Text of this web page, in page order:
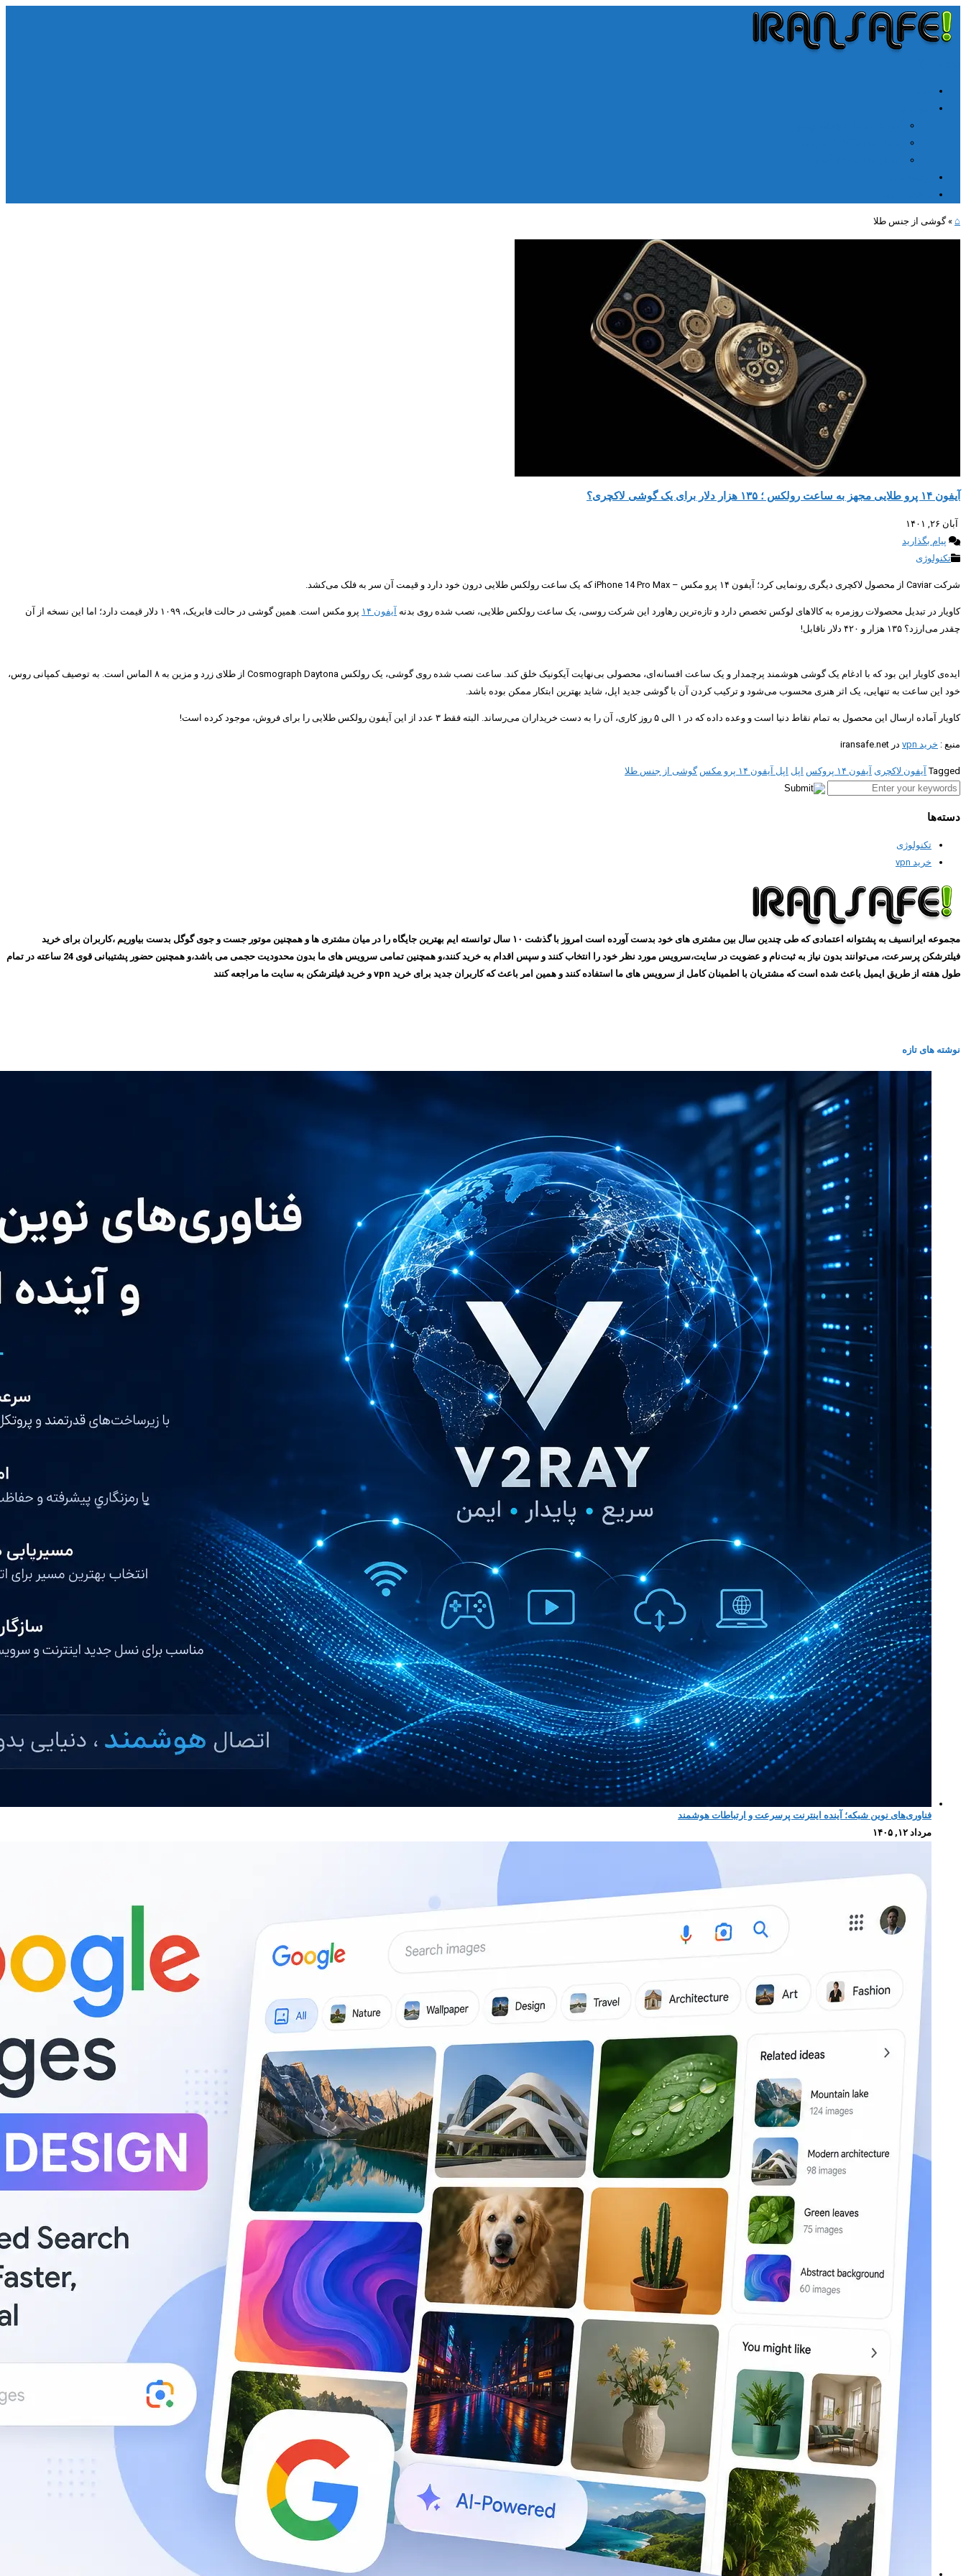
⌂
»گوشی از جنس طلا
آیفون ۱۴ پرو طلایی مجهز به ساعت رولکس ؛ ۱۳۵ هزار دلار برای یک گوشی لاکچری؟
آبان ۲۶, ۱۴۰۱
پیام بگذارید
تکنولوژی
شرکت Caviar از محصول لاکچری دیگری رونمایی کرد؛ آیفون ۱۴ پرو مکس – iPhone 14 Pro Max که یک ساعت رولکس طلایی درون خود دارد و قیمت آن سر به فلک می‌کشد.
کاویار در تبدیل محصولات روزمره به کالاهای لوکس تخصص دارد و تازه‌ترین رهاورد این شرکت روسی، یک ساعت رولکس طلایی، نصب شده روی بدنه آیفون ۱۴
پرو مکس است. همین گوشی در حالت فابریک، ۱۰۹۹ دلار قیمت دارد؛ اما این نسخه از آن
چقدر می‌ارزد؟ ۱۳۵ هزار و ۴۲۰ دلار ناقابل!
ایده‌ی کاویار این بود که با ادغام یک گوشی هوشمند پرچمدار و یک ساعت افسانه‌ای، محصولی بی‌نهایت آیکونیک خلق کند. ساعت نصب شده روی گوشی، یک رولکس Cosmograph Daytona از طلای زرد و مزین به ۸ الماس است. به توصیف کمپانی روس،
خود این ساعت به تنهایی، یک اثر هنری محسوب می‌شود و ترکیب کردن آن با گوشی جدید اپل، شاید بهترین ابتکار ممکن بوده باشد.
کاویار آماده ارسال این محصول به تمام نقاط دنیا است و وعده داده که در ۱ الی ۵ روز کاری، آن را به دست خریداران می‌رساند. البته فقط ۳ عدد از این آیفون رولکس طلایی را برای فروش، موجود کرده است!
منبع : خرید vpn در iransafe.net
Tagged آیفون لاکچری آیفون ۱۴ پروکس اپل اپل آیفون ۱۴ پرو مکس گوشی از جنس طلا
دسته‌ها
تکنولوژی
خرید vpn
مجموعه ایرانسیف به پشتوانه اعتمادی که طی چندین سال بین مشتری های خود بدست آورده است امروز با گذشت ۱۰ سال توانسته ایم بهترین جایگاه را در میان مشتری ها و همچنین موتور جست و جوی گوگل بدست بیاوریم ،کاربران برای خرید
فیلترشکن پرسرعت، می‌توانند بدون نیاز به ثبت‌نام و عضویت در سایت،سرویس مورد نظر خود را انتخاب کنند و سپس اقدام به خرید کنند،و همچنین تمامی سرویس های ما بدون محدودیت حجمی می باشد،و همچنین حضور پشتیبانی قوی 24 ساعته در تمام
طول هفته از طریق ایمیل باعث شده است که مشتریان با اطمینان کامل از سرویس های ما استفاده کنند و همین امر باعث که کاربران جدید برای خرید vpn و خرید فیلترشکن به سایت ما مراجعه کنند
نوشته های تازه
فناوری‌های نوین شبکه؛ آینده اینترنت پرسرعت و ارتباطات هوشمند
مرداد ۱۲, ۱۴۰۵